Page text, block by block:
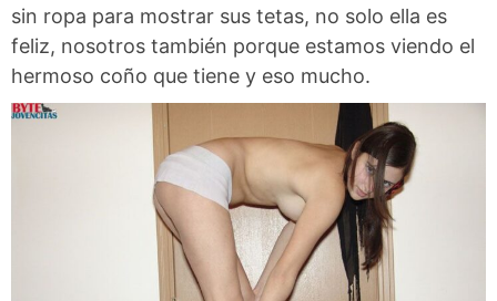
sin ropa para mostrar sus tetas, no solo ella es
feliz, nosotros también porque estamos viendo el
hermoso coño que tiene y eso mucho.